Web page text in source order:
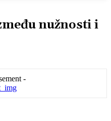
nužnosti i
-